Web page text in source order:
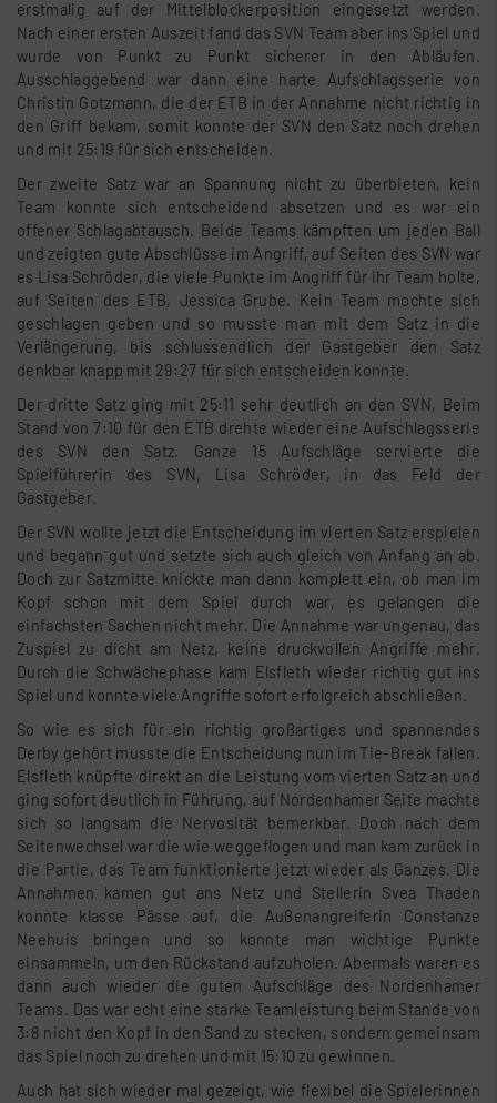
erstmalig auf der Mittelblockerposition eingesetzt werden.
Nach einer ersten Auszeit fand das SVN Team aber ins Spiel und
wurde von Punkt zu Punkt sicherer in den Abläufen.
Ausschlaggebend war dann eine harte Aufschlagsserie von
Christin Gotzmann, die der ETB in der Annahme nicht richtig in
den Griff bekam, somit konnte der SVN den Satz noch drehen
und mit 25:19 für sich entscheiden.
Der zweite Satz war an Spannung nicht zu überbieten, kein
Team konnte sich entscheidend absetzen und es war ein
offener Schlagabtausch. Beide Teams kämpften um jeden Ball
und zeigten gute Abschlüsse im Angriff, auf Seiten des SVN war
es Lisa Schröder, die viele Punkte im Angriff für ihr Team holte,
auf Seiten des ETB, Jessica Grube. Kein Team mochte sich
geschlagen geben und so musste man mit dem Satz in die
Verlängerung, bis schlussendlich der Gastgeber den Satz
denkbar knapp mit 29:27 für sich entscheiden konnte.
Der dritte Satz ging mit 25:11 sehr deutlich an den SVN, Beim
Stand von 7:10 für den ETB drehte wieder eine Aufschlagsserie
des SVN den Satz. Ganze 15 Aufschläge servierte die
Spielführerin des SVN, Lisa Schröder, in das Feld der
Gastgeber.
Der SVN wollte jetzt die Entscheidung im vierten Satz erspielen
und begann gut und setzte sich auch gleich von Anfang an ab.
Doch zur Satzmitte knickte man dann komplett ein, ob man im
Kopf schon mit dem Spiel durch war, es gelangen die
einfachsten Sachen nicht mehr. Die Annahme war ungenau, das
Zuspiel zu dicht am Netz, keine druckvollen Angriffe mehr.
Durch die Schwächephase kam Elsfleth wieder richtig gut ins
Spiel und konnte viele Angriffe sofort erfolgreich abschließen.
So wie es sich für ein richtig großartiges und spannendes
Derby gehört musste die Entscheidung nun im Tie-Break fallen.
Elsfleth knüpfte direkt an die Leistung vom vierten Satz an und
ging sofort deutlich in Führung, auf Nordenhamer Seite machte
sich so langsam die Nervosität bemerkbar. Doch nach dem
Seitenwechsel war die wie weggeflogen und man kam zurück in
die Partie, das Team funktionierte jetzt wieder als Ganzes. Die
Annahmen kamen gut ans Netz und Stellerin Svea Thaden
konnte klasse Pässe auf, die Außenangreiferin Constanze
Neehuis bringen und so konnte man wichtige Punkte
einsammeln, um den Rückstand aufzuholen. Abermals waren es
dann auch wieder die guten Aufschläge des Nordenhamer
Teams. Das war echt eine starke Teamleistung beim Stande von
3:8 nicht den Kopf in den Sand zu stecken, sondern gemeinsam
das Spiel noch zu drehen und mit 15:10 zu gewinnen.
Auch hat sich wieder mal gezeigt, wie flexibel die Spielerinnen